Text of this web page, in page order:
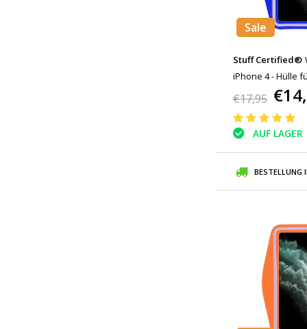
Sale
Stuff Certified®
iPhone 4 - Hülle
Armband
€17,95
AUF LAGER
BESTELLUNG